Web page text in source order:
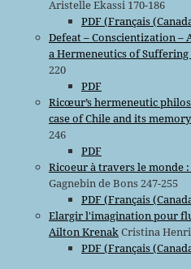
Aristelle Ekassi 170-186
PDF (Français
Defeat – Conscientization
a Hermeneutics of
220
PDF
Ricœur’s hermeneutic
case of Chile and its memory
246
PDF
Ricoeur à travers le monde
Gagnebin de Bons 247-255
PDF (Français
Elargir l'imagination pour
Ailton KrenakCristina
PDF (Français